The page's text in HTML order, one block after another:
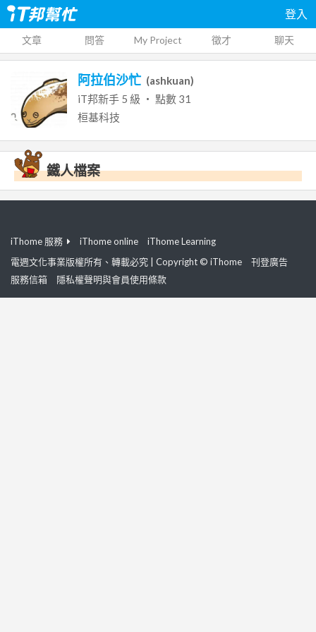
登入
文章 問答 My Project 徵才 聊天
阿拉伯沙忙 (ashkuan)
iT邦新手 5 級 ‧ 點數 31
桓基科技
鐵人檔案
iThome 服務 iThome online
iThome Learning
電週文化事業版權所有、轉載必究 | Copyright © iThome
刊登廣告
服務信箱
隱私權聲明與會員使用條款